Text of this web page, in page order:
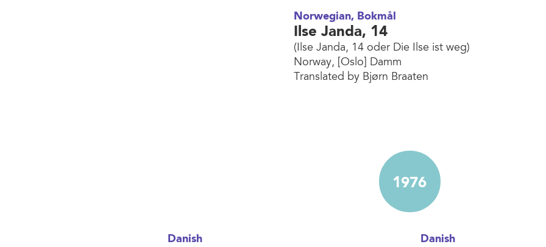
Norwegian, Bokmål
Ilse Janda, 14
(Ilse Janda, 14 oder Die Ilse ist weg)
Norway, [Oslo] Damm
Translated by Bjørn Braaten
1976
Danish Danish